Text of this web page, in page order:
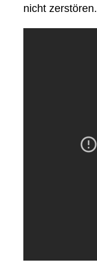
nicht zerstören.